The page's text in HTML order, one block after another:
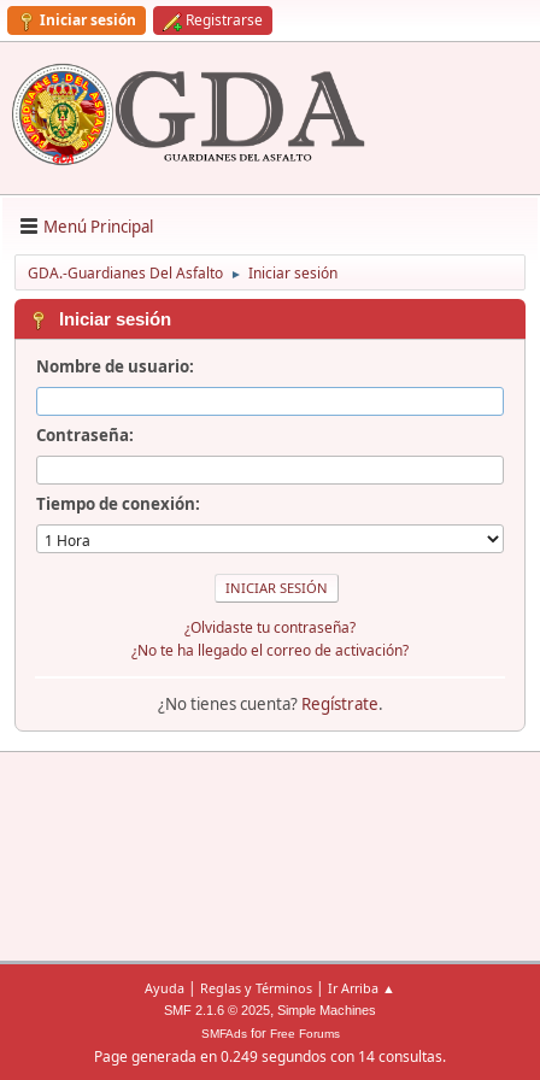
Iniciar sesión Registrarse
Menú Principal
GDA.-Guardianes Del Asfalto ► Iniciar sesión
Iniciar sesión
Nombre de usuario:
Contraseña:
Tiempo de conexión:
¿Olvidaste tu contraseña?
¿No te ha llegado el correo de activación?
¿No tienes cuenta? Regístrate.
Ayuda | Reglas y Términos | Ir Arriba ▲
SMF 2.1.6 © 2025, Simple Machines
SMFAdsfor Free Forums
Page generada en 0.249 segundos con 14 consultas.